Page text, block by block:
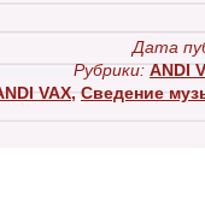
Дата
Рубрики: ANDI
VAX,Сведение